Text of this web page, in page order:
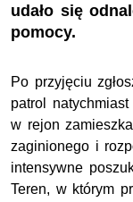
udało się
pomocy.
Po przyjęciu
patrol natychmiast
w rejon
zaginionego i
intensywne
Teren, w którym